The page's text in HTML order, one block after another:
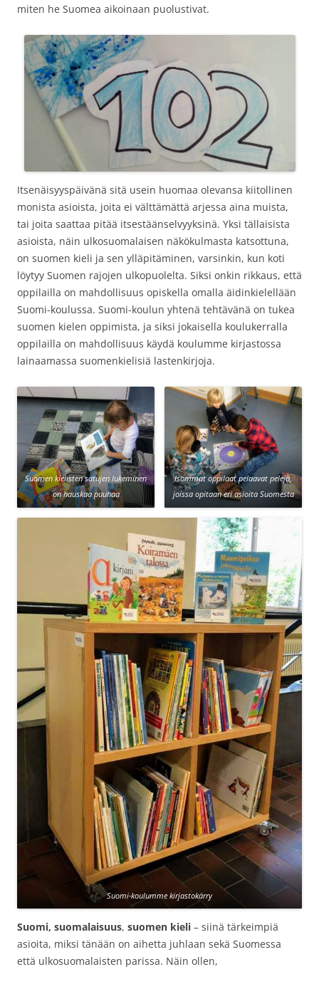
miten he Suomea aikoinaan puolustivat.
Itsenäisyyspäivänä sitä usein huomaa olevansa kiitollinen
monista asioista, joita ei välttämättä arjessa aina muista,
tai joita saattaa pitää itsestäänselvyyksinä. Yksi tällaisista
asioista, näin ulkosuomalaisen näkökulmasta katsottuna,
on suomen kieli ja sen ylläpitäminen, varsinkin, kun koti
löytyy Suomen rajojen ulkopuolelta. Siksi onkin rikkaus, että
oppilailla on mahdollisuus opiskella omalla äidinkielellään
Suomi-koulussa. Suomi-koulun yhtenä tehtävänä on tukea
suomen kielen oppimista, ja siksi jokaisella koulukerralla
oppilailla on mahdollisuus käydä koulumme kirjastossa
lainaamassa suomenkielisiä lastenkirjoja.
Suomen kielisten satujen lukeminen
on hauskaa puuhaa
Isommat oppilaat pelaavat pelejä,
joissa opitaan eri asioita Suomesta
Suomi-koulumme kirjastokärry
Suomi, suomalaisuus, suomen kieli – siinä tärkeimpiä
asioita, miksi tänään on aihetta juhlaan sekä Suomessa
että ulkosuomalaisten parissa. Näin ollen,